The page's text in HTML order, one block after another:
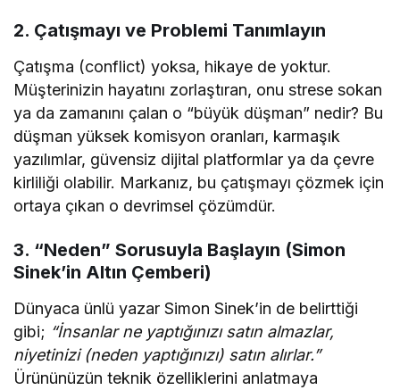
2. Çatışmayı ve Problemi Tanımlayın
Çatışma (conflict) yoksa, hikaye de yoktur.
Müşterinizin hayatını zorlaştıran, onu strese sokan
ya da zamanını çalan o “büyük düşman” nedir? Bu
düşman yüksek komisyon oranları, karmaşık
yazılımlar, güvensiz dijital platformlar ya da çevre
kirliliği olabilir. Markanız, bu çatışmayı çözmek için
ortaya çıkan o devrimsel çözümdür.
3. “Neden” Sorusuyla Başlayın (Simon
Sinek’in Altın Çemberi)
Dünyaca ünlü yazar Simon Sinek’in de belirttiği
gibi; “İnsanlar ne yaptığınızı satın almazlar,
niyetinizi (neden yaptığınızı) satın alırlar.”
Ürününüzün teknik özelliklerini anlatmaya